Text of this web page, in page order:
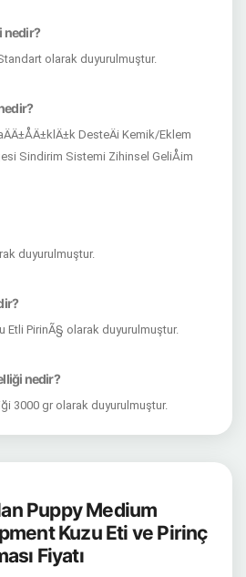
nedir?
olarak duyurulmuştur.
DesteÄi Kemik/Eklem
Sindirim Sistemi Zihinsel GeliÅim
duyurulmuştur.
Etli PirinÃ§ olarak duyurulmuştur.
nedir?
3000 gr olarak duyurulmuştur.
Puppy Medium
Kuzu Eti ve Pirinç
Fiyatı